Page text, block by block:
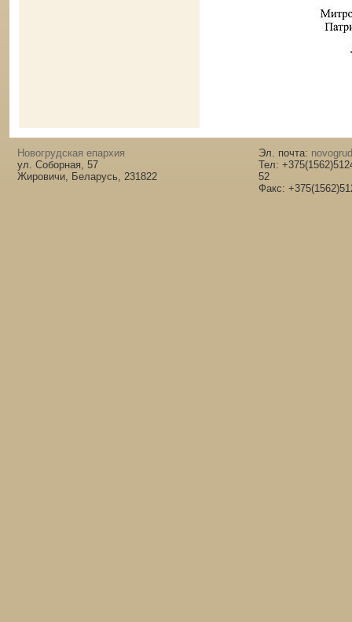
Новогрудская епархия
ул. Соборная, 57
Жировичи, Беларусь, 231822
Эл. почта:
Тел:
52
Факс: